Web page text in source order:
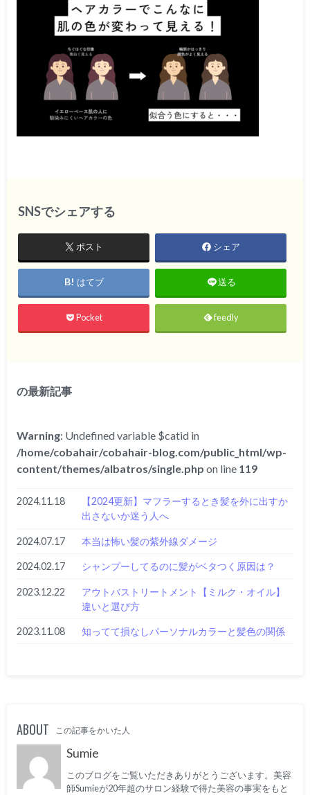
SNSでシェアする
ポスト シェア
はてブ 送る
Pocket feedly
の最新記事
Warning: Undefined variable $catid in
/home/cobahair/cobahair-blog.com/public_html/wp-
content/themes/albatros/single.php on line 119
2024.11.18
【2024更新】マフラーするとき髪を外に出すか
出さないか迷う人へ
2024.07.17 本当は怖い髪の紫外線ダメージ
2024.02.17 シャンプーしてるのに髪がベタつく原因は？
2023.12.22
アウトバストリートメント【ミルク・オイル】
違いと選び方
2023.11.08 知ってて損なしパーソナルカラーと髪色の関係
ABOUT この記事をかいた人
Sumie
このブログをご覧いただきありがとうございます。美容
師Sumieが20年超のサロン経験で得た美容の事実をもと